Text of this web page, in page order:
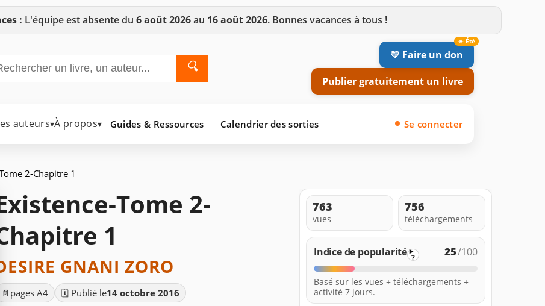
: L'équipe est absente du 6 août 2026au 16 août 2026. Bonnes vacances à tous !
🔍
💛 Faire un don
Publier gratuitement un livre
auteurs▾À propos▾ Guides & Ressources Calendrier des sorties Se connecter
2-Chapitre 1
Tome 2-
1
GNANI ZORO
📄 pages A4 🗓️ Publié le14 octobre 2016
763
vues
756
téléchargements
Indice de popularité ? 25/100
Basé sur les vues + téléchargements +
activité 7 jours.